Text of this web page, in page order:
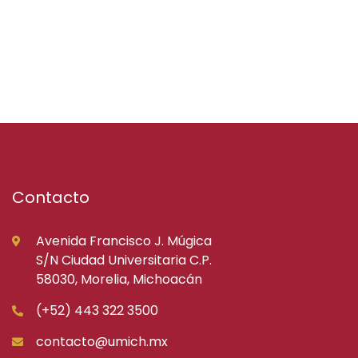
Contacto
Avenida Francisco J. Múgica
S/N Ciudad Universitaria C.P.
58030, Morelia, Michoacán
(+52) 443 322 3500
contacto@umich.mx